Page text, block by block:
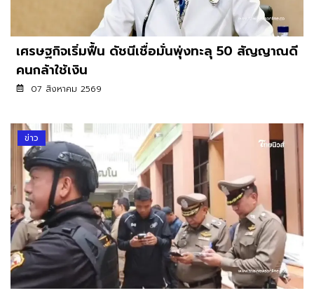
เศรษฐกิจเริ่มฟื้น ดัชนีเชื่อมั่นพุ่งทะลุ 50 สัญญาณดี
คนกล้าใช้เงิน
07 สิงหาคม 2569
ข่าว